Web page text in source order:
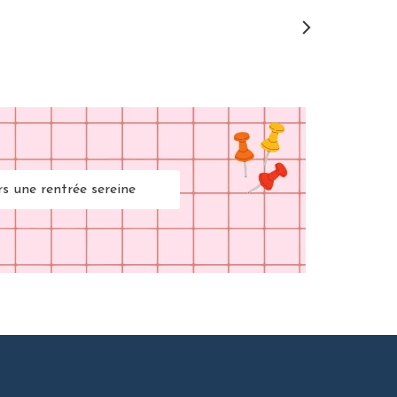
une rentrée sereine